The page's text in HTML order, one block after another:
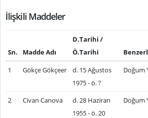
İlişkili Maddeler
Sn. Madde Adı
D.Tarihi /
Ö.Tarihi
1
Gökçe Gökçeer
d. 15 Ağustos
1975 - ö. ?
Doğum
2 Civan Canova
d. 28 Haziran
1955 - ö. 20
Doğum